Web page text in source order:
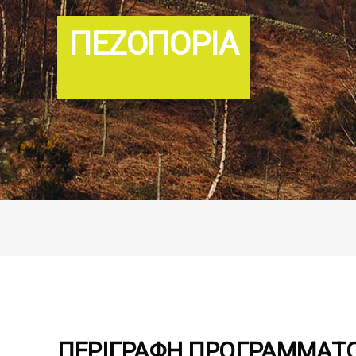
ΠΕΖΟΠΟΡΊΑ